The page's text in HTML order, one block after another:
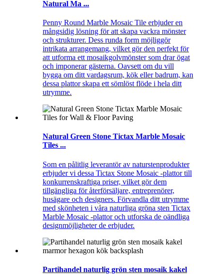
Natural Ma ...
Penny Round Marble Mosaic Tile erbjuder en
mångsidig lösning för att skapa vackra mönster
och strukturer. Dess runda form möjliggör
intrikata arrangemang, vilket gör den perfekt för
att utforma ett mosaikgolvmönster som drar ögat
och imponerar gästerna. Oavsett om du vill
bygga om ditt vardagsrum, kök eller badrum, kan
dessa plattor skapa ett sömlöst flöde i hela ditt
utrymme.
Natural Green Stone Tictax Marble Mosaic
Tiles ...
Som en pålitlig leverantör av naturstenprodukter
erbjuder vi dessa Tictax Stone Mosaic -plattor till
konkurrenskraftiga priser, vilket gör dem
tillgängliga för återförsäljare, entreprenörer,
husägare och designers. Förvandla ditt utrymme
med skönheten i våra naturliga gröna sten Tictax
Marble Mosaic -plattor och utforska de oändliga
designmöjligheter de erbjuder.
Partihandel naturlig grön sten mosaik kakel